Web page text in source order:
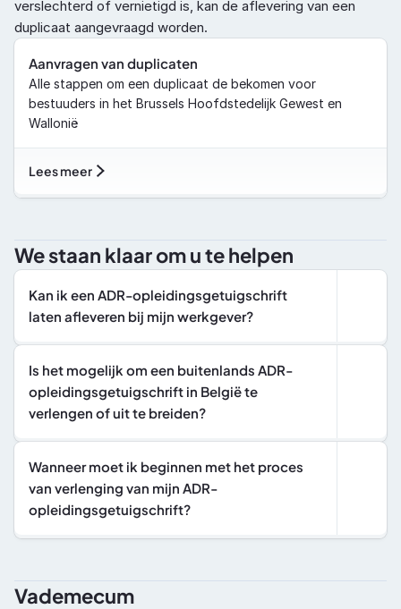
verslechterd of vernietigd is, kan de aflevering van een
duplicaat aangevraagd worden.
Aanvragen van duplicaten
Alle stappen om een duplicaat de bekomen voor
bestuuders in het Brussels Hoofdstedelijk Gewest en
Wallonië
Lees meer
We staan klaar om u te helpen
Kan ik een ADR-opleidingsgetuigschrift
laten afleveren bij mijn werkgever?
Is het mogelijk om een buitenlands ADR-
opleidingsgetuigschrift in België te
verlengen of uit te breiden?
Wanneer moet ik beginnen met het proces
van verlenging van mijn ADR-
opleidingsgetuigschrift?
Vademecum